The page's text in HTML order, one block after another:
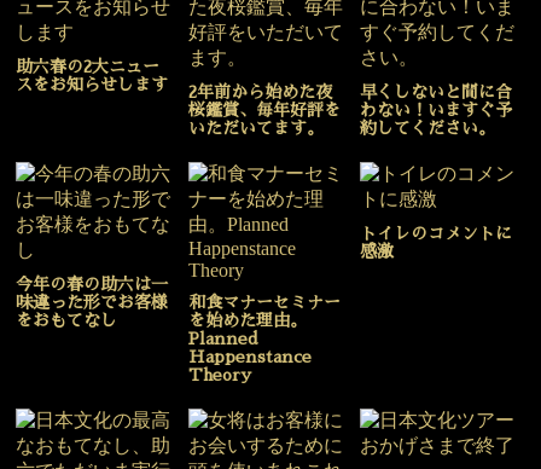
助六春の2大ニュー
スをお知らせします
2年前から始めた夜
桜鑑賞、毎年好評を
いただいてます。
早くしないと間に合
わない！いますぐ予
約してください。
今年の春の助六は一
味違った形でお客様
をおもてなし
和食マナーセミナー
を始めた理由。
Planned
Happenstance
Theory
トイレのコメントに
感激